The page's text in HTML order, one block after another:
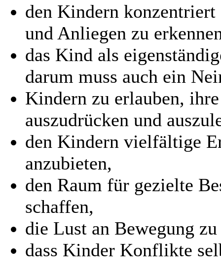
den Kindern
und Anliegen zu
das Kind als
darum muss auch ein
Kindern zu erlauben,
auszudrücken und
den Kindern vielfältige
anzubieten,
den Raum für gezielte
schaffen,
die Lust an Bewegung
dass Kinder Konflikte